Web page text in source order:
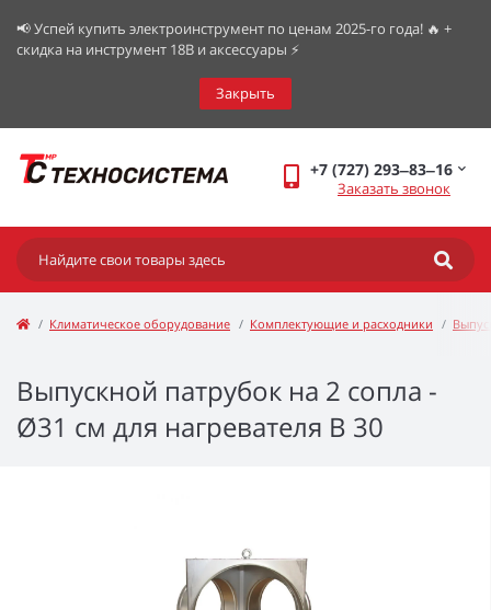
📢 Успей купить электроинструмент по ценам 2025-го года! 🔥 +
скидка на инструмент 18В и аксессуары ⚡️
Закрыть
+7 (727) 293‒83‒16
Заказать звонок
Климатическое оборудование Комплектующие и расходники
Выпускной патрубок на 2 сопла -
Ø31 см для нагревателя B 30